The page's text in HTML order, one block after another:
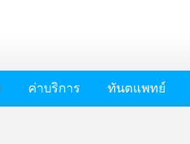
ค่าบริการ ทันตแพทย์